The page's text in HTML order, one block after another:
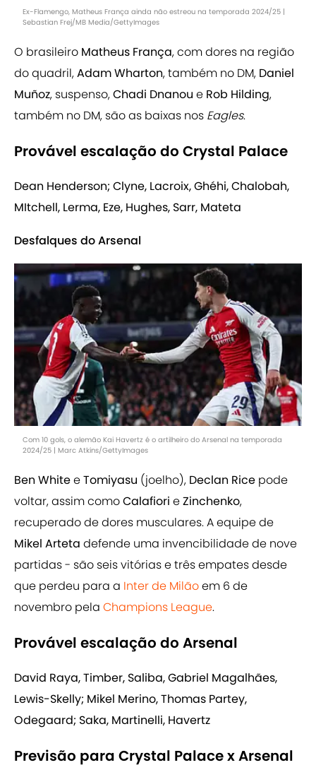
Ex-Flamengo, Matheus França ainda não estreou na temporada 2024/25 |
Sebastian Frej/MB Media/GettyImages
O brasileiro Matheus França, com dores na região
do quadril,Adam Wharton, também no DM, Daniel
Muñoz, suspenso,Chadi Dnanou e Rob Hilding,
também no DM, são as baixas nos Eagles.
Provável escalação do Crystal Palace
Dean Henderson; Clyne, Lacroix, Ghéhi, Chalobah,
MItchell, Lerma, Eze, Hughes, Sarr, Mateta
Desfalques do Arsenal
Com 10 gols, o alemão Kai Havertz é o artilheiro do Arsenal na temporada
2024/25 | Marc Atkins/GettyImages
Ben WhiteeTomiyasu (joelho), Declan Rice pode
voltar, assim comoCalafiori eZinchenko,
recuperado de dores musculares. A equipe de
Mikel Arteta defende uma invencibilidade de nove
partidas - são seis vitórias e três empates desde
que perdeu para a Inter de Milãoem 6 de
novembro pela Champions League.
Provável escalação do Arsenal
David Raya, Timber, Saliba, Gabriel Magalhães,
Lewis-Skelly; Mikel Merino, Thomas Partey,
Odegaard; Saka, Martinelli, Havertz
Previsão para Crystal Palace x Arsenal